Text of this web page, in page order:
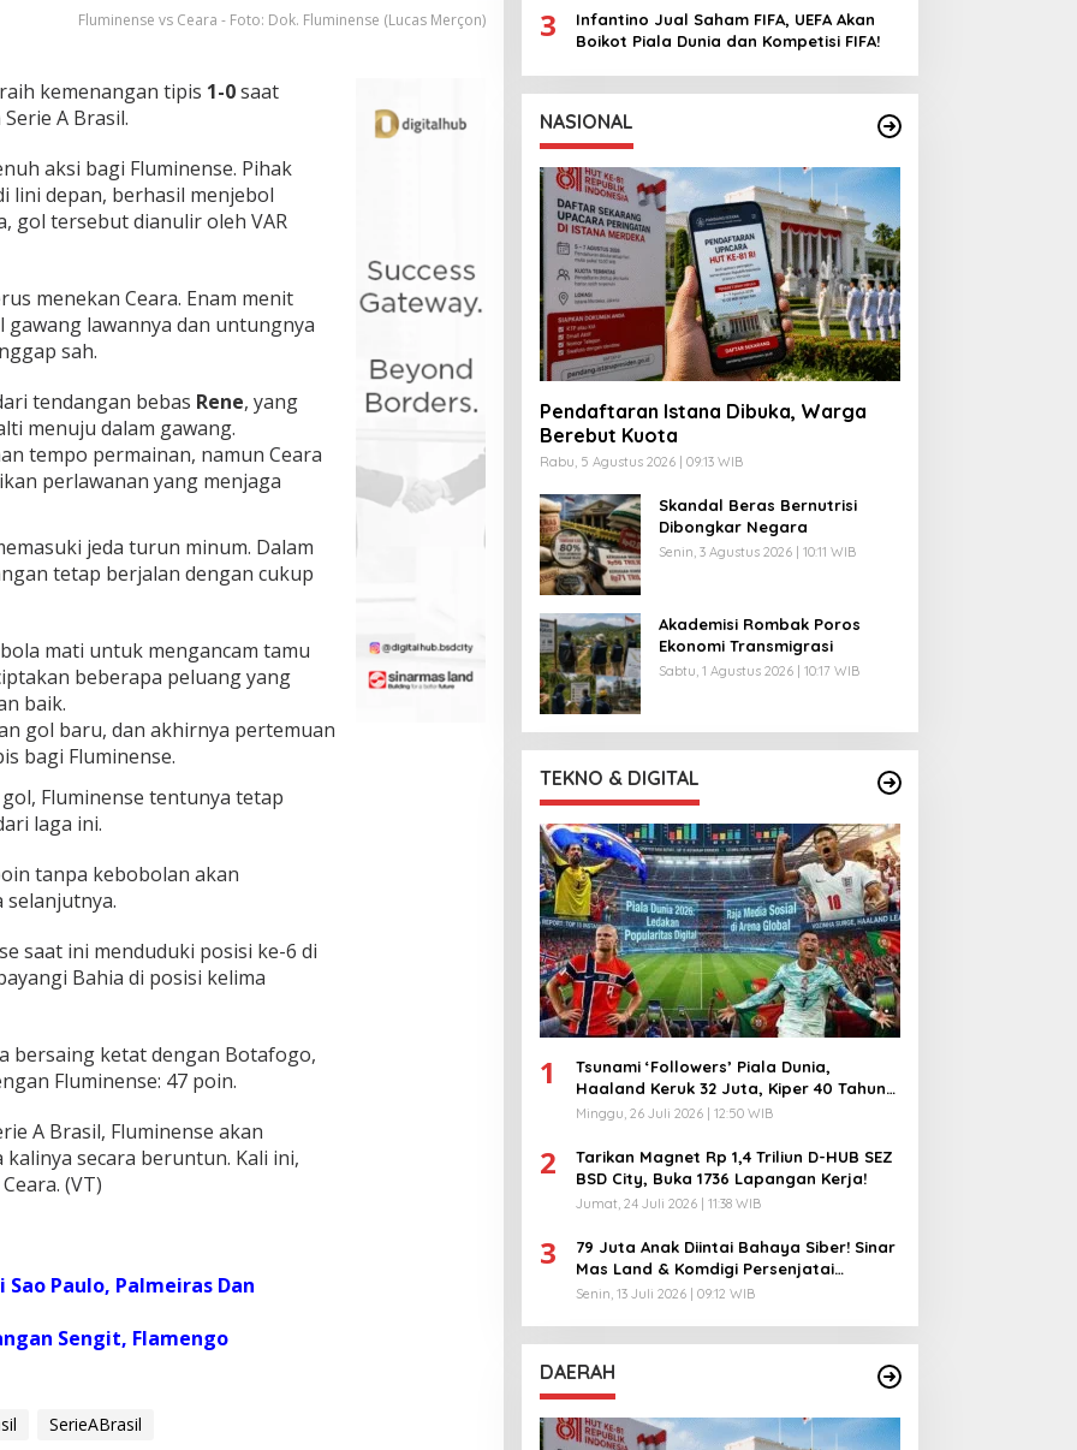
Fluminense vs Ceara - Foto: Dok. Fluminense (Lucas Merçon)
kemenangan tipis 1-0saat
A Brasil.
aksi bagi Fluminense. Pihak
lini depan, berhasil menjebol
gol tersebut dianulir oleh VAR
menekan Ceara. Enam menit
gawang lawannya dan untungnya
sah.
tendangan bebas Rene, yang
menuju dalam gawang.
tempo permainan, namun Ceara
perlawanan yang menjaga
jeda turun minum. Dalam
tetap berjalan dengan cukup
mati untuk mengancam tamu
beberapa peluang yang
baik.
gol baru, dan akhirnya pertemuan
bagi Fluminense.
Fluminense tentunya tetap
laga ini.
tanpa kebobolan akan
selanjutnya.
saat ini menduduki posisi ke-6 di
Bahia di posisi kelima
bersaing ketat dengan Botafogo,
Fluminense: 47 poin.
A Brasil, Fluminense akan
secara beruntun. Kali ini,
(VT)
Paulo, Palmeiras Dan
Sengit, Flamengo
SerieABrasil
3
Infantino Jual Saham FIFA, UEFA Akan
Boikot Piala Dunia dan Kompetisi FIFA!
NASIONAL
Pendaftaran Istana Dibuka, Warga
Berebut Kuota
Rabu, 5 Agustus 2026 | 09:13 WIB
Skandal Beras Bernutrisi
Dibongkar Negara
Senin, 3 Agustus 2026 | 10:11 WIB
Akademisi Rombak Poros
Ekonomi Transmigrasi
Sabtu, 1 Agustus 2026 | 10:17 WIB
TEKNO & DIGITAL
1
Tsunami ‘Followers’ Piala Dunia,
Haaland Keruk 32 Juta, Kiper 40 Tahun
Bikin Geger!
Minggu, 26 Juli 2026 | 12:50 WIB
2
Tarikan Magnet Rp 1,4 Triliun D-HUB SEZ
BSD City, Buka 1736 Lapangan Kerja!
Jumat, 24 Juli 2026 | 11:38 WIB
3
79 Juta Anak Diintai Bahaya Siber! Sinar
Mas Land & Komdigi Persenjatai
Ratusan Guru!
Senin, 13 Juli 2026 | 09:12 WIB
DAERAH